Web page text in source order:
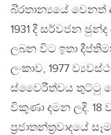
බි‍්‍රතාන්‍යයේ
1931 දී සර්වජන ඡුන්ද
ලබන විට ඉතා
ලංකාව, 1977
ස්වෛරීත්වය තුට්ටු
විකුණා දමන ලදි. 18
ප‍්‍රජාතන්ත‍්‍රවාදයේ